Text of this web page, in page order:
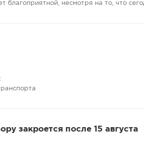
благоприятной, несмотря на то, что
закроется после 15 августа